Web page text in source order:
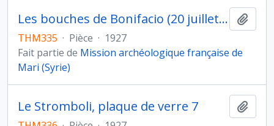
Les bouches de Bonifacio (20 juillet 1927), plaque de verre 6
THM335 · Pièce · 1927
Fait partie de Mission archéologique française de
Mari (Syrie)
Le Stromboli, plaque de verre 7